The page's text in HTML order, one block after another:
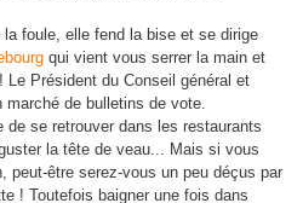
foule, elle fend la bise et se dirige
qui vient vous serrer la main et
Président du Conseil général et
marché de bulletins de vote.
se retrouver dans les restaurants
la tête de veau... Mais si vous
peut-être serez-vous un peu déçus par
! Toutefois baigner une fois dans